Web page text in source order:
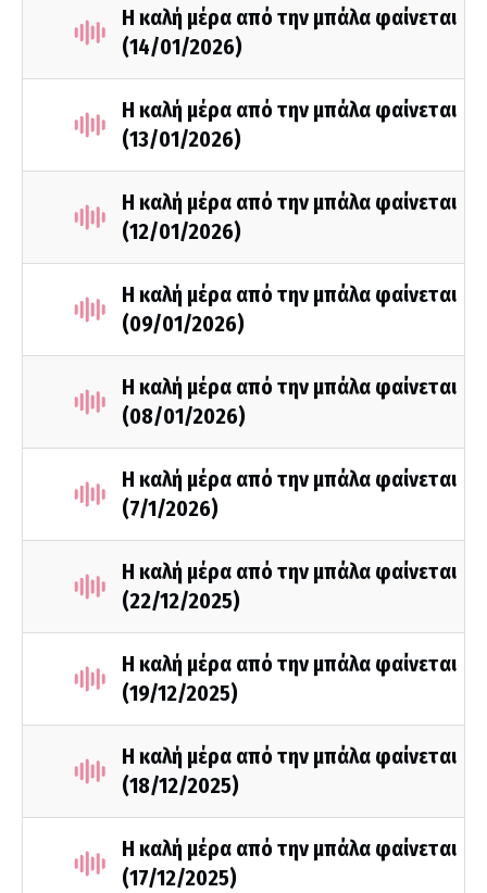
Η καλή μέρα από την μπάλα φαίνεται
(14/01/2026)
Η καλή μέρα από την μπάλα φαίνεται
(13/01/2026)
Η καλή μέρα από την μπάλα φαίνεται
(12/01/2026)
Η καλή μέρα από την μπάλα φαίνεται
(09/01/2026)
Η καλή μέρα από την μπάλα φαίνεται
(08/01/2026)
Η καλή μέρα από την μπάλα φαίνεται
(7/1/2026)
Η καλή μέρα από την μπάλα φαίνεται
(22/12/2025)
Η καλή μέρα από την μπάλα φαίνεται
(19/12/2025)
Η καλή μέρα από την μπάλα φαίνεται
(18/12/2025)
Η καλή μέρα από την μπάλα φαίνεται
(17/12/2025)